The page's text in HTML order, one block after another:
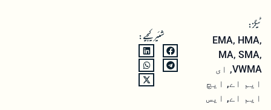
VWMA
ایم اے,ایچ
ایم اے,ایس
ایم اے
موونگ
ایوریج